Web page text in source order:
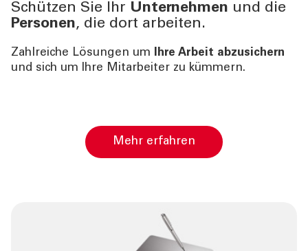
Schützen Sie Ihr Unternehmen und die
Personen, die dort arbeiten.
Zahlreiche Lösungen um Ihre Arbeit abzusichern
und sich um Ihre Mitarbeiter zu kümmern.
Mehr erfahren